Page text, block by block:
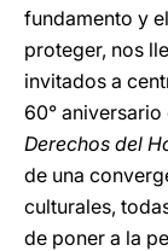
fundamento y
proteger, nos
invitados a
60° aniversario
Derechos del
de una
culturales,
de poner a la